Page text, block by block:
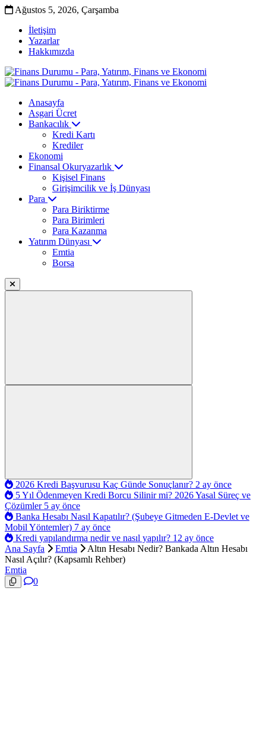
Ağustos 5, 2026, Çarşamba
İletişim
Yazarlar
Hakkımızda
Anasayfa
Asgari Ücret
Bankacılık
Kredi Kartı
Krediler
Ekonomi
Finansal Okuryazarlık
Kişisel Finans
Girişimcilik ve İş Dünyası
Para
Para Biriktirme
Para Birimleri
Para Kazanma
Yatırım Dünyası
Emtia
Borsa
2026 Kredi Başvurusu Kaç Günde Sonuçlanır? 2 ay önce
5 Yıl Ödenmeyen Kredi Borcu Silinir mi? 2026 Yasal Süreç ve
Çözümler 5 ay önce
Banka Hesabı Nasıl Kapatılır? (Şubeye Gitmeden E-Devlet ve
Mobil Yöntemler) 7 ay önce
Kredi yapılandırma nedir ve nasıl yapılır? 12 ay önce
Ana Sayfa
Emtia
Altın Hesabı Nedir? Bankada Altın Hesabı
Nasıl Açılır? (Kapsamlı Rehber)
Emtia
0